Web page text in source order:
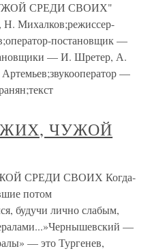
СРЕДИ СВОИХ"
Михалков;режиссер-
постановщик —
— И. Шретер, А.
—
ЧУЖОЙ
СРЕДИ СВОИХ Когда-
потом
будучи лично слабым,
—
— это Тургенев,